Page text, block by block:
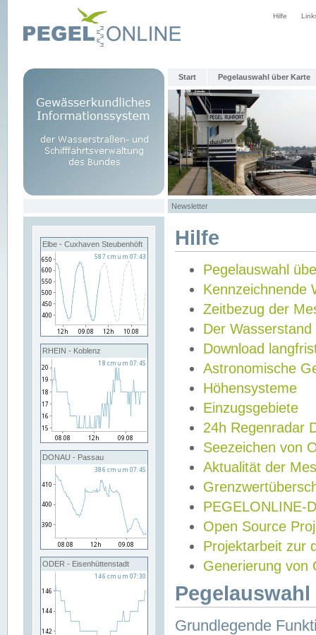
Hilfe
Start Pegelauswahl über Karte
Newsletter
Elbe - Cuxhaven Steubenhöft
RHEIN - Koblenz
DONAU - Passau
ODER - Eisenhüttenstadt
Hilfe
Pegelauswahl
Kennzeichnende
Zeitbezug der
Der Wasserstand
Download
Astronomische
Höhensysteme
Einzugsgebiete
24h Regenradar
Seezeichen von
Aktualität der
PEGELONLINE-
Open Source
Projektarbeit zur
Generierung von
Grundlegende